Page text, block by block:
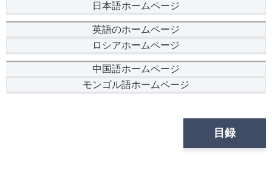
日本語ホームページ
英語のホームページ
ロシアホームページ
中国語ホームページ
モンゴル語ホームページ
目録